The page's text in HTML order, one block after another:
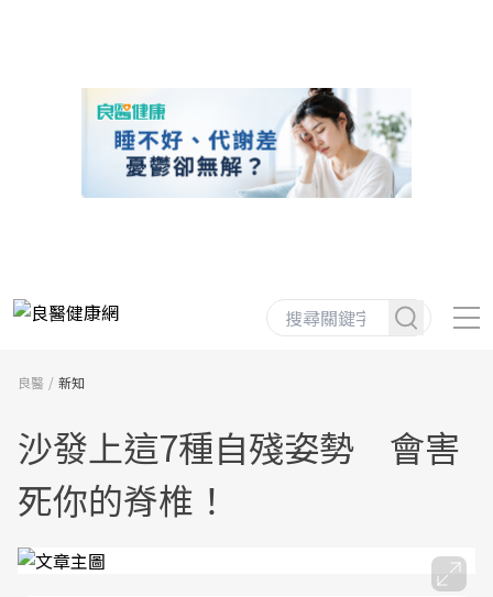
良醫 新知
沙發上這7種自殘姿勢 會害
死你的脊椎！